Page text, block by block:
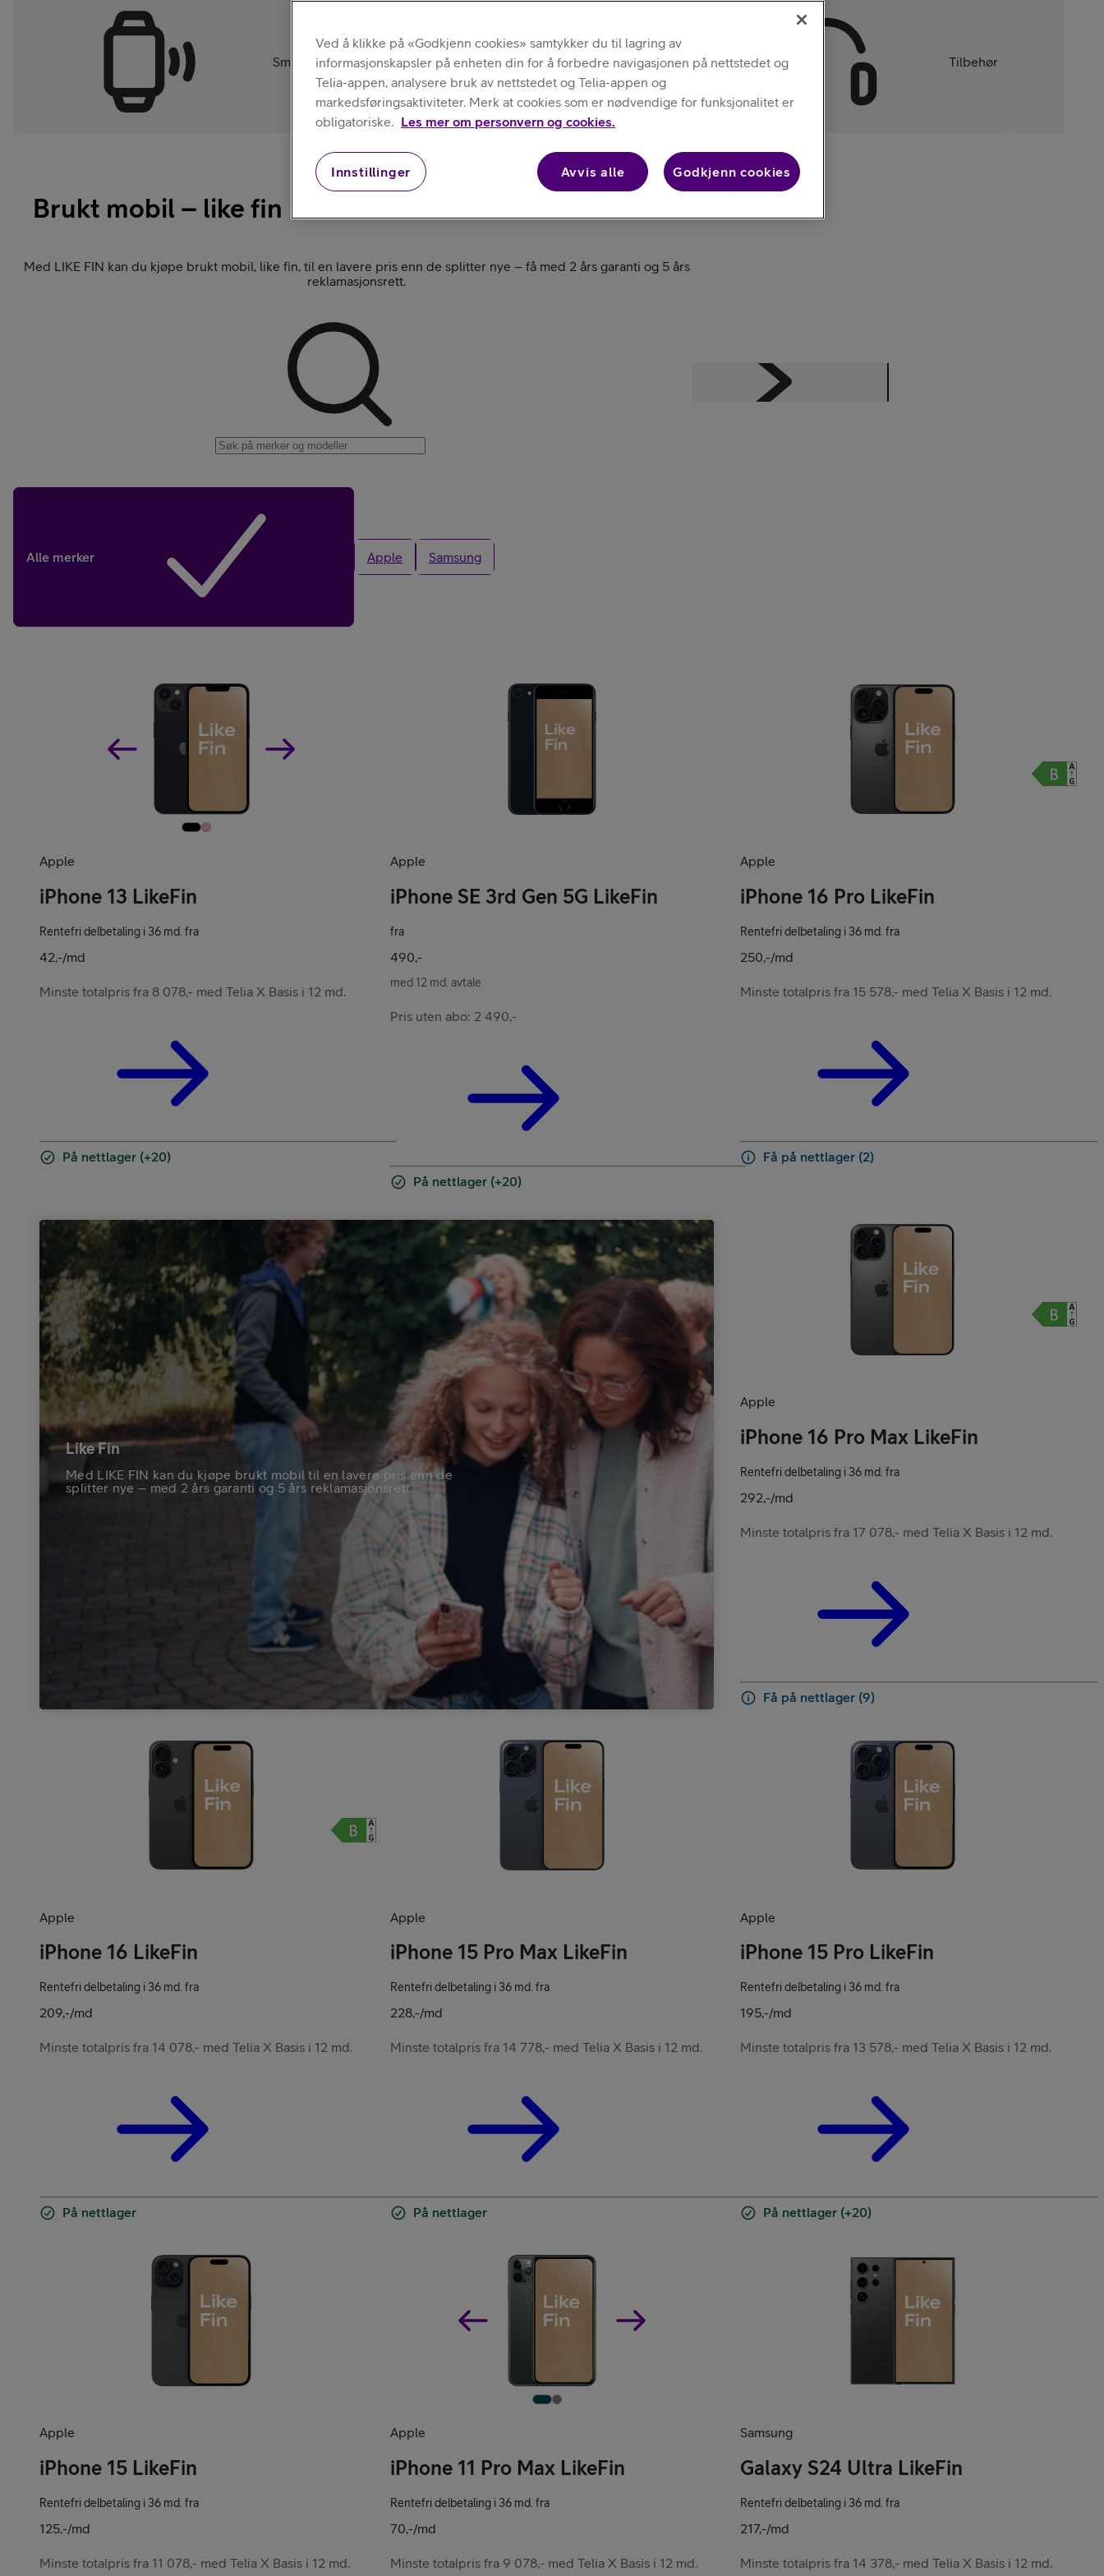
Kjøp mobiltelefon Kjøp iPhone
Kjøp AirPods
Smartklokker Nettbrett Tilbehør
Brukt mobil – like fin
Med LIKE FIN kan du kjøpe brukt mobil, like fin, til en lavere pris enn de splitter nye – få med 2 års garanti og 5 års
reklamasjonsrett.
Alle merker Apple Samsung
Apple
iPhone 13 LikeFin
Rentefri delbetaling i 36 md. fra
42,-/md
Minste totalpris fra 8 078,- med Telia X Basis i 12 md.
På nettlager (+20)
Apple
iPhone SE 3rd Gen 5G LikeFin
fra
490,-
med 12 md. avtale
Pris uten abo: 2 490,-
På nettlager (+20)
Apple
iPhone 16 Pro LikeFin
Rentefri delbetaling i 36 md. fra
250,-/md
Minste totalpris fra 15 578,- med Telia X Basis i 12 md.
Få på nettlager (2)
Like Fin
Med LIKE FIN kan du kjøpe brukt mobil til en lavere pris enn de
splitter nye – med 2 års garanti og 5 års reklamasjonsrett.
Apple
iPhone 16 Pro Max LikeFin
Rentefri delbetaling i 36 md. fra
292,-/md
Minste totalpris fra 17 078,- med Telia X Basis i 12 md.
Få på nettlager (9)
Apple
iPhone 16 LikeFin
Rentefri delbetaling i 36 md. fra
209,-/md
Minste totalpris fra 14 078,- med Telia X Basis i 12 md.
På nettlager
Apple
iPhone 15 Pro Max LikeFin
Rentefri delbetaling i 36 md. fra
228,-/md
Minste totalpris fra 14 778,- med Telia X Basis i 12 md.
På nettlager
Apple
iPhone 15 Pro LikeFin
Rentefri delbetaling i 36 md. fra
195,-/md
Minste totalpris fra 13 578,- med Telia X Basis i 12 md.
På nettlager (+20)
Apple
iPhone 15 LikeFin
Rentefri delbetaling i 36 md. fra
125,-/md
Minste totalpris fra 11 078,- med Telia X Basis i 12 md.
Apple
iPhone 11 Pro Max LikeFin
Rentefri delbetaling i 36 md. fra
70,-/md
Minste totalpris fra 9 078,- med Telia X Basis i 12 md.
Samsung
Galaxy S24 Ultra LikeFin
Rentefri delbetaling i 36 md. fra
217,-/md
Minste totalpris fra 14 378,- med Telia X Basis i 12 md.
Ved å klikke på «Godkjenn cookies» samtykker du til lagring av
informasjonskapsler på enheten din for å forbedre navigasjonen på nettstedet og
Telia-appen, analysere bruk av nettstedet og Telia-appen og
markedsføringsaktiviteter. Merk at cookies som er nødvendige for funksjonalitet er
obligatoriske. Les mer om personvern og cookies.
Innstillinger Avvis alle Godkjenn cookies